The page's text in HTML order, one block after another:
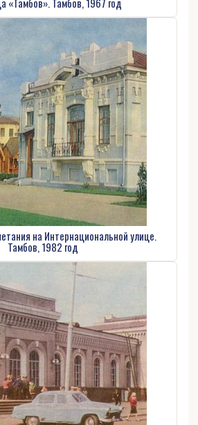
на Интернациональной улице.
Тамбов, 1982 год